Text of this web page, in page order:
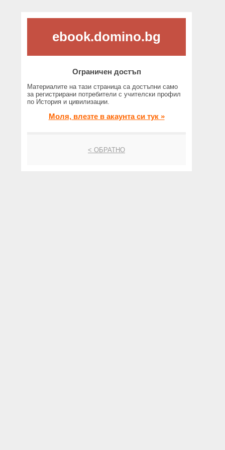
ebook.domino.bg
Ограничен достъп
Материалите на тази страница са достъпни само
за регистрирани потребители с учителски профил
по История и цивилизации.
Моля, влезте в акаунта си тук »
< ОБРАТНО